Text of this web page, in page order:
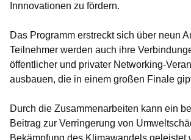
Innnovationen zu fördern.
Das Programm erstreckt sich über neun
Teilnehmer werden auch ihre
öffentlicher und privater Networking-
ausbauen, die in einem großen Finale
Durch die Zusammenarbeiten kann ein
Beitrag zur Verringerung von